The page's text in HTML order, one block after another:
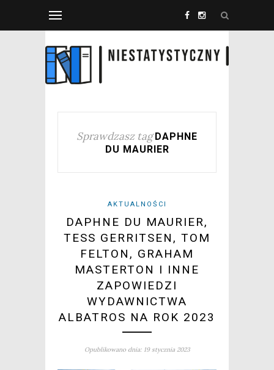
Sprawdzasz tag DAPHNE
DU MAURIER
AKTUALNOŚCI
DAPHNE DU MAURIER,
TESS GERRITSEN, TOM
FELTON, GRAHAM
MASTERTON I INNE
ZAPOWIEDZI
WYDAWNICTWA
ALBATROS NA ROK 2023
Opublikowano dnia: 19 stycznia 2023